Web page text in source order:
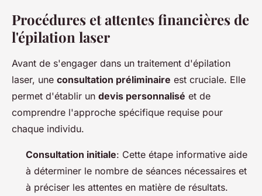
Procédures et attentes financières de
l'épilation laser
Avant de s'engager dans un traitement d'épilation
laser, une consultation préliminaire est cruciale. Elle
permet d'établir un devis personnalisé et de
comprendre l'approche spécifique requise pour
chaque individu.
Consultation initiale: Cette étape informative aide
à déterminer le nombre de séances nécessaires et
à préciser les attentes en matière de résultats.